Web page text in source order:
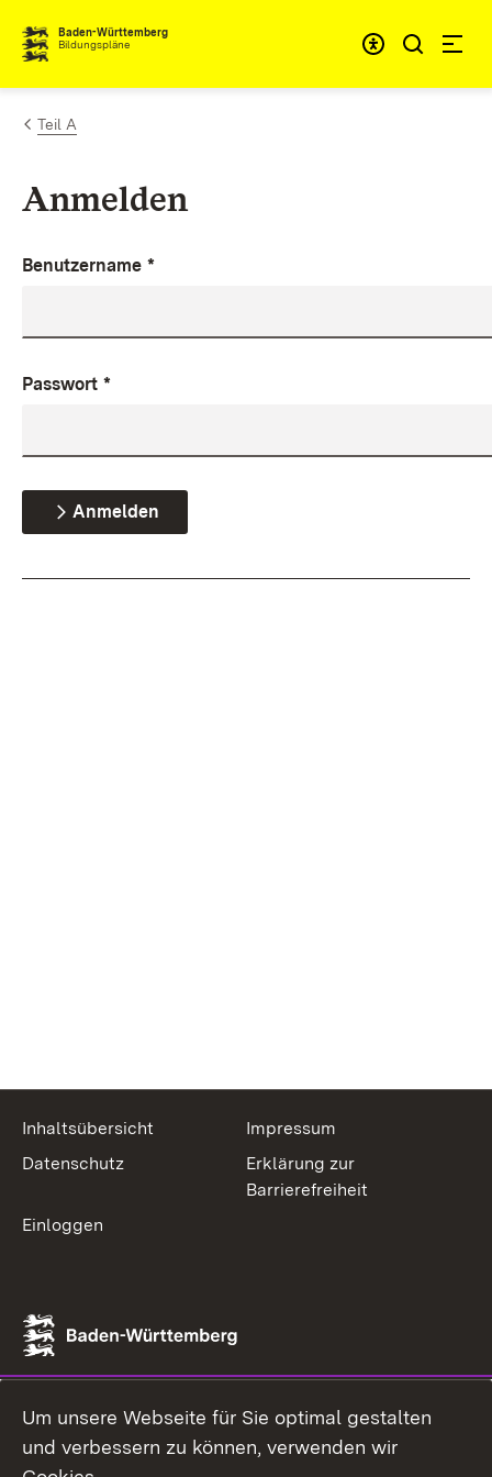
Zum Inhalt springen
Baden-Württemberg
Bildungspläne
Teil A
Anmelden
Benutzername *
Passwort *
Anmelden
Inhaltsübersicht
Impressum
Datenschutz
Erklärung zur
Barrierefreiheit
Einloggen
Um unsere Webseite für Sie optimal gestalten
und verbessern zu können, verwenden wir